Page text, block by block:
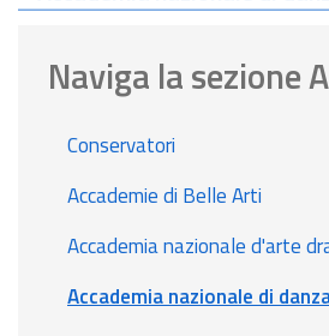
Naviga la sezione
Conservatori
Accademie di Belle Arti
Accademia nazionale d'arte
Accademia nazionale di